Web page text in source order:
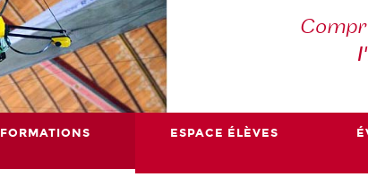
FORMATIONS ESPACE ÉLÈVES